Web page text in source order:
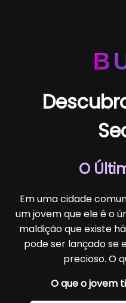
O
Em uma cidade
um jovem que ele é o
maldição que existe
pode ser lançado se
precioso. O
O que o jovem